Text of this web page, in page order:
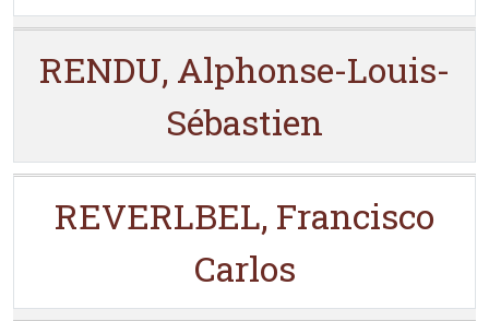
RENDU, Alphonse-Louis-
Sébastien
REVERLBEL, Francisco
Carlos